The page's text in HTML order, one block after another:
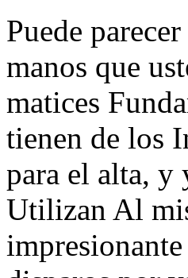
Puede
manos que
matices
tienen de los
para el alta, y
Utilizan Al